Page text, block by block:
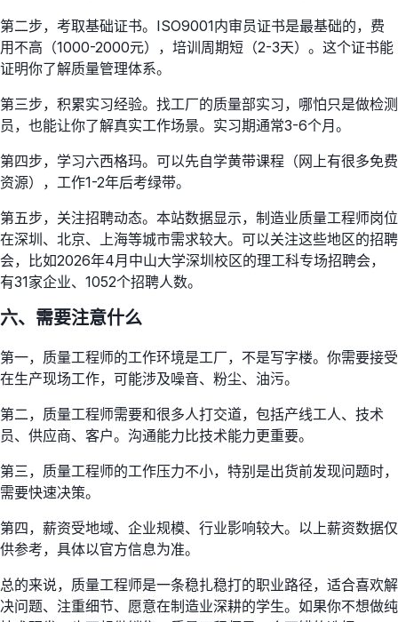
第二步，考取基础证书。ISO9001内审员证书是最基础的，费
用不高（1000-2000元），培训周期短（2-3天）。这个证书能
证明你了解质量管理体系。
第三步，积累实习经验。找工厂的质量部实习，哪怕只是做检测
员，也能让你了解真实工作场景。实习期通常3-6个月。
第四步，学习六西格玛。可以先自学黄带课程（网上有很多免费
资源），工作1-2年后考绿带。
第五步，关注招聘动态。本站数据显示，制造业质量工程师岗位
在深圳、北京、上海等城市需求较大。可以关注这些地区的招聘
会，比如2026年4月中山大学深圳校区的理工科专场招聘会，
有31家企业、1052个招聘人数。
六、需要注意什么
第一，质量工程师的工作环境是工厂，不是写字楼。你需要接受
在生产现场工作，可能涉及噪音、粉尘、油污。
第二，质量工程师需要和很多人打交道，包括产线工人、技术
员、供应商、客户。沟通能力比技术能力更重要。
第三，质量工程师的工作压力不小，特别是出货前发现问题时，
需要快速决策。
第四，薪资受地域、企业规模、行业影响较大。以上薪资数据仅
供参考，具体以官方信息为准。
总的来说，质量工程师是一条稳扎稳打的职业路径，适合喜欢解
决问题、注重细节、愿意在制造业深耕的学生。如果你不想做纯